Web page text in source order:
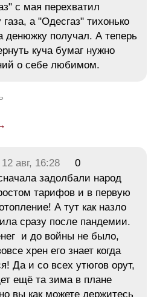
с мая перехватил
газа, а "Одесгаз" тихонько
денюжку получал. А теперь
куча бумаг нужно
о себе любимом.
12 авг, 16:28
0
задолбали народ
тарифов и в первую
А тут как назло
сразу после пандемии.
и до войны не было,
хрен его знает когда
Да и со всех утюгов орут,
ещё та зима в плане
вы как можете держитесь